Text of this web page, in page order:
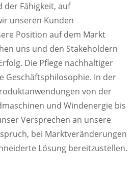
der Fähigkeit, auf
unseren Kunden
Position auf dem Markt
uns und den Stakeholdern
Die Pflege nachhaltiger
Geschäftsphilosophie. In der
von der
und Windenergie bis
Versprechen an unsere
bei Marktveränderungen
Lösung bereitzustellen.